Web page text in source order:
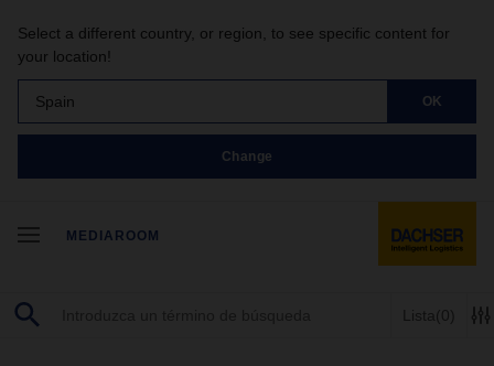
Select a different country, or region, to see specific content for
your location!
Spain OK
Change
MEDIAROOM
Lista (0)